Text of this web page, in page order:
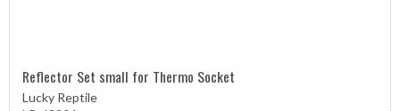
Reflector Set small for Thermo Socket
Lucky Reptile